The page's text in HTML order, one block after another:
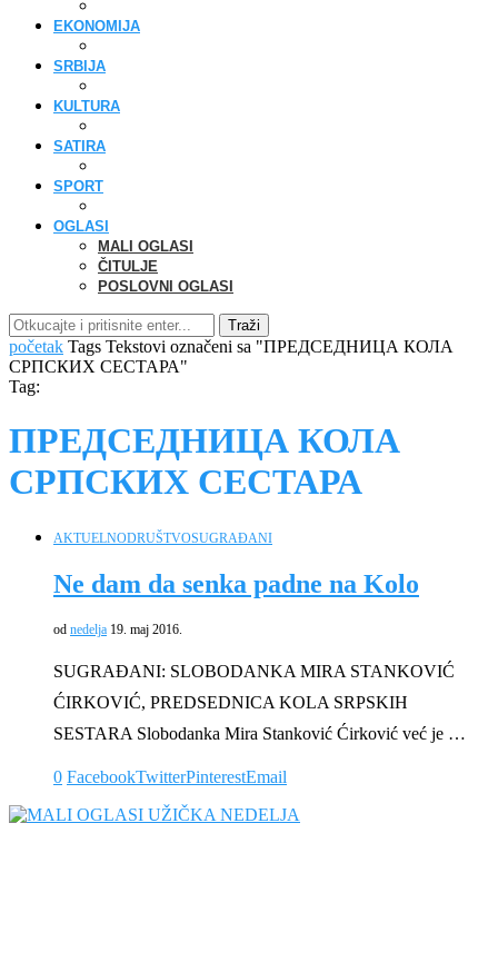
EKONOMIJA
SRBIJA
KULTURA
SATIRA
SPORT
OGLASI
MALI OGLASI
ČITULJE
POSLOVNI OGLASI
Traži
početak Tags Tekstovi označeni sa "ПРЕДСЕДНИЦА КОЛА
СРПСКИХ СЕСТАРА"
Tag:
ПРЕДСЕДНИЦА КОЛА
СРПСКИХ СЕСТАРА
AKTUELNODRUŠTVOSUGRAĐANI
Ne dam da senka padne na Kolo
od nedelja 19. maj 2016.
SUGRAĐANI: SLOBODANKA MIRA STANKOVIĆ
ĆIRKOVIĆ, PREDSEDNICA KOLA SRPSKIH
SESTARA Slobodanka Mira Stanković Ćirković već je …
0 FacebookTwitterPinterestEmail